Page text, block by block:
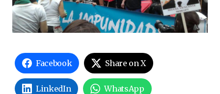
Facebook Share on X
LinkedIn WhatsApp